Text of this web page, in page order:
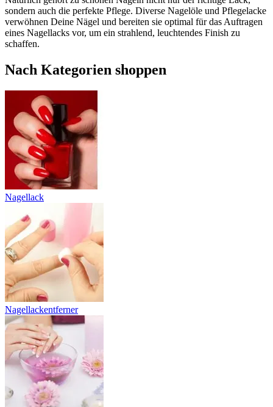
sondern auch die perfekte Pflege. Diverse Nagelöle und Pflegelacke
verwöhnen Deine Nägel und bereiten sie optimal für das Auftragen
eines Nagellacks vor, um ein strahlend, leuchtendes Finish zu
schaffen.
Nach Kategorien shoppen
Nagellack
Nagellackentferner